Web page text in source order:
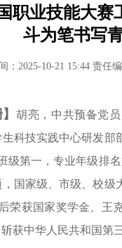
职业技能大
斗为笔书写
：2025-10-21 15:44 责任
】胡亮，中共预备党
科技实践中心研发
级第一，专业年级排
国家级、市级、校
荣获国家奖学金、王
获中华人民共和国第